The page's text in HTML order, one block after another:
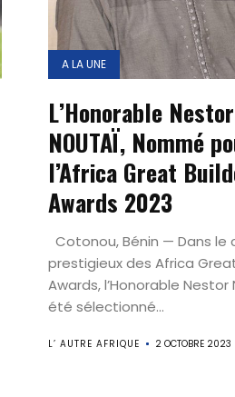
A LA UNE
L’Honorable Nestor
NOUTAÏ, Nommé
l’Africa Great
Awards 2023
Cotonou, Bénin — Dans le
prestigieux des Africa
Awards, l’Honorable Nestor
été sélectionné...
L’ AUTRE AFRIQUE 2 OCTOBRE 2023